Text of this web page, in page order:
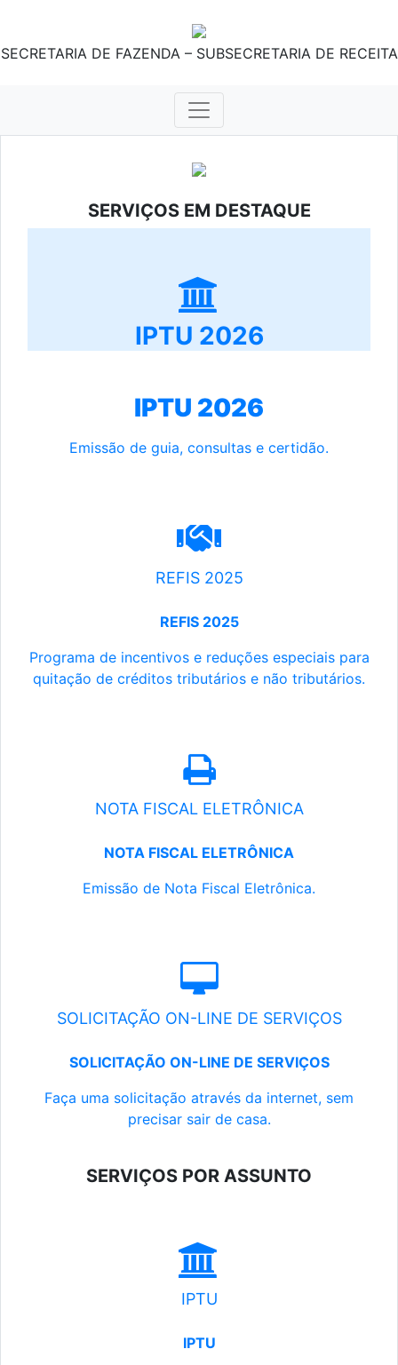
SECRETARIA DE FAZENDA – SUBSECRETARIA DE RECEITA
SERVIÇOS EM DESTAQUE
IPTU 2026
IPTU 2026
Emissão de guia, consultas e certidão.
REFIS 2025
REFIS 2025
Programa de incentivos e reduções especiais para
quitação de créditos tributários e não tributários.
NOTA FISCAL ELETRÔNICA
NOTA FISCAL ELETRÔNICA
Emissão de Nota Fiscal Eletrônica.
SOLICITAÇÃO ON-LINE DE SERVIÇOS
SOLICITAÇÃO ON-LINE DE SERVIÇOS
Faça uma solicitação através da internet, sem
precisar sair de casa.
SERVIÇOS POR ASSUNTO
IPTU
IPTU